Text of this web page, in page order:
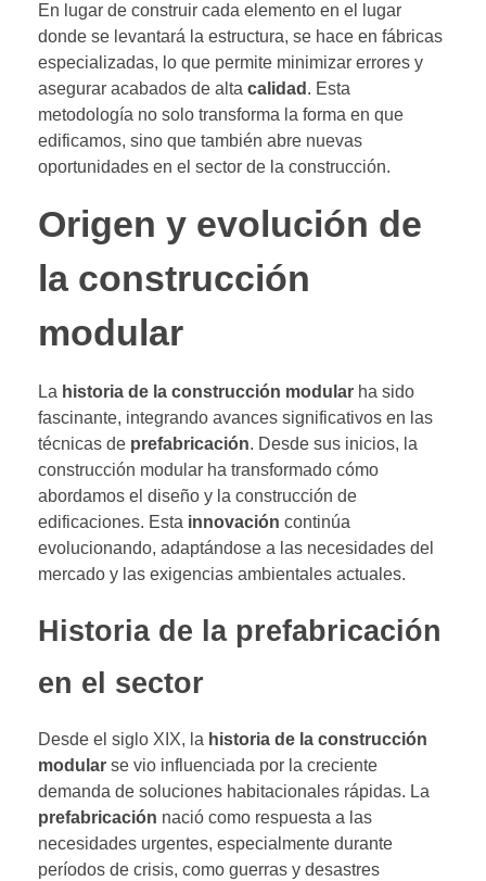
En lugar de construir cada elemento en el lugar
donde se levantará la estructura, se hace en fábricas
especializadas, lo que permite minimizar errores y
asegurar acabados de alta calidad . Esta
metodología no solo transforma la forma en que
edificamos, sino que también abre nuevas
oportunidades en el sector de la construcción.
Origen y evolución de
la construcción
modular
La historia de la construcción modular ha sido
fascinante, integrando avances significativos en las
técnicas de prefabricación. Desde sus inicios, la
construcción modular ha transformado cómo
abordamos el diseño y la construcción de
edificaciones. Esta innovación continúa
evolucionando, adaptándose a las necesidades del
mercado y las exigencias ambientales actuales.
Historia de la prefabricación
en el sector
Desde el siglo XIX, la historia de la construcción
modular se vio influenciada por la creciente
demanda de soluciones habitacionales rápidas. La
prefabricación nació como respuesta a las
necesidades urgentes, especialmente durante
períodos de crisis, como guerras y desastres